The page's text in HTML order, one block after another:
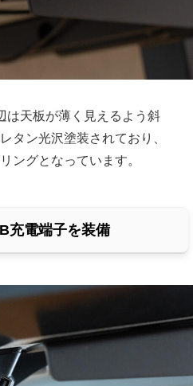
は天板が薄く見えるよう斜
タン光沢塗装されており、
ングとなっています。
充電端子を装備